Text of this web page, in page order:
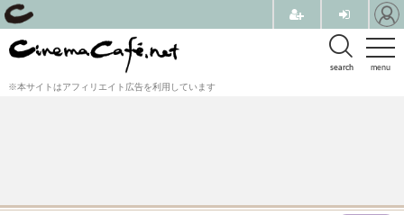
menu
search
※本サイトはアフィリエイト広告を利用しています